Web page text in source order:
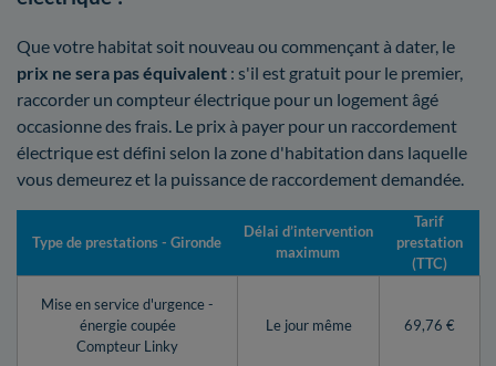
Que votre habitat soit nouveau ou commençant à dater, le
prix ne sera pas équivalent : s'il est gratuit pour le premier,
raccorder un compteur électrique pour un logement âgé
occasionne des frais. Le prix à payer pour un raccordement
électrique est défini selon la zone d'habitation dans laquelle
vous demeurez et la puissance de raccordement demandée.
Type de prestations - Gironde
Délai d’intervention
maximum
Tarif
prestation
(TTC)
Mise en service d'urgence -
énergie coupée
Compteur Linky
Le jour même 69,76 €